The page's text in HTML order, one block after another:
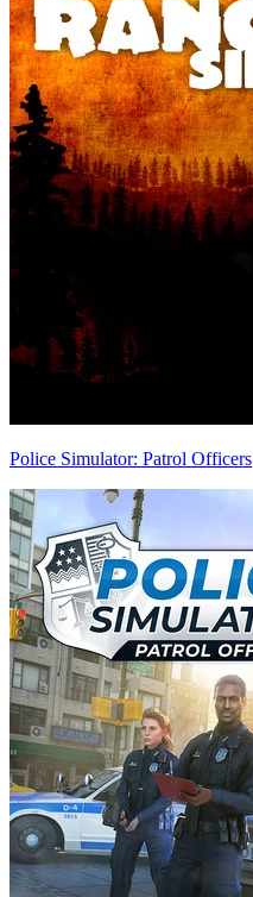
Police Simulator: Patrol Officers